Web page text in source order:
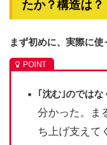
たか？構造は？
まず初めに、実際に使
｢沈む｣のでは
分かった。ま
ち上げ支えて